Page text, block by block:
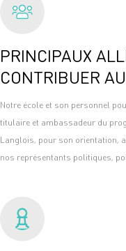
PRINCIPAUX
CONTRIBUER
Notre école et son personnel
titulaire et ambassadeur du
Langlois, pour son orientation,
nos représentants politiques,